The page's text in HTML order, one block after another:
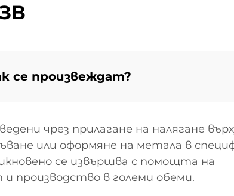
се произвеждат?
чрез прилагане на налягане
или оформяне на метала в
се извършва с помощта на
производство в големи обеми.